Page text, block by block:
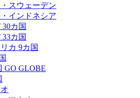
スウェーデン
インドネシア
カ国
カ国
カ 9カ国
GO GLOBE